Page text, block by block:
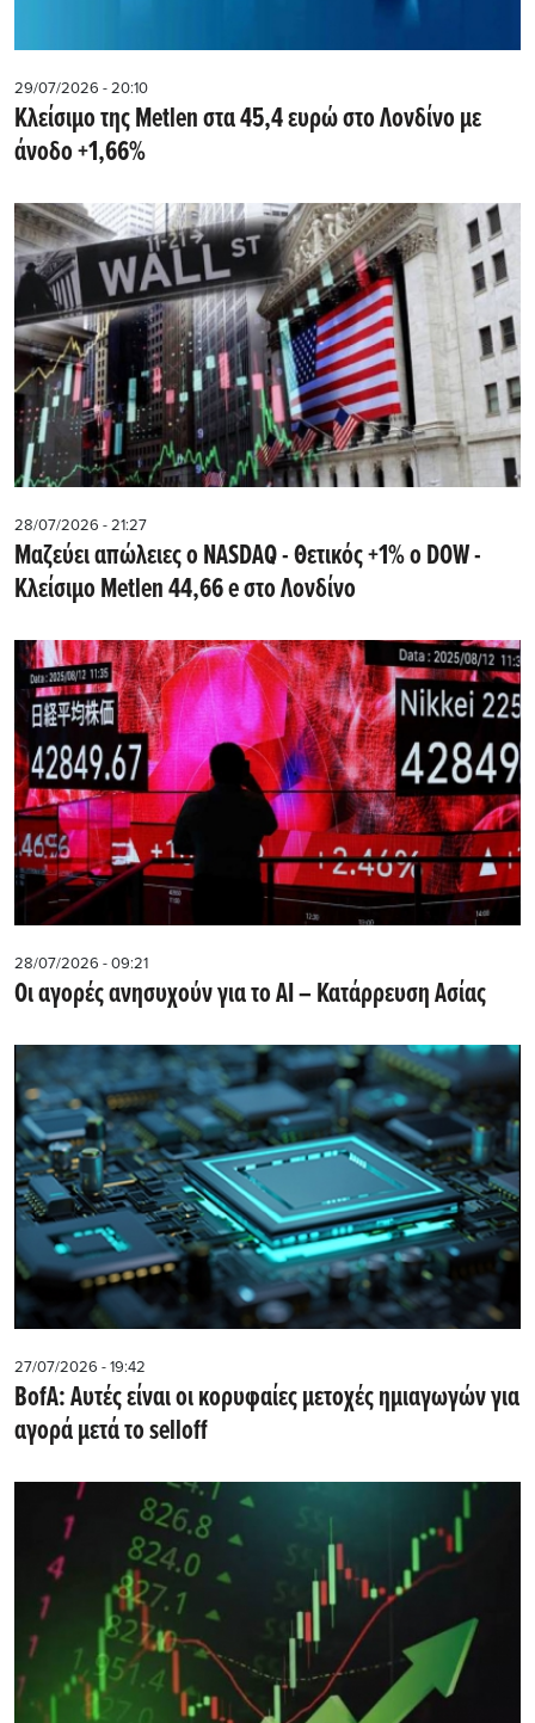
29/07/2026 - 20:10
Kλείσιμο της Metlen στα 45,4 ευρώ στο Λονδίνο με
άνοδο +1,66%
28/07/2026 - 21:27
Μαζεύει απώλειες ο NASDAQ - Θετικός +1% ο DOW -
Kλείσιμο Metlen 44,66 e στο Λονδίνο
28/07/2026 - 09:21
Οι αγορές ανησυχούν για το AI – Κατάρρευση Ασίας
27/07/2026 - 19:42
BofA: Αυτές είναι οι κορυφαίες μετοχές ημιαγωγών για
αγορά μετά το selloff